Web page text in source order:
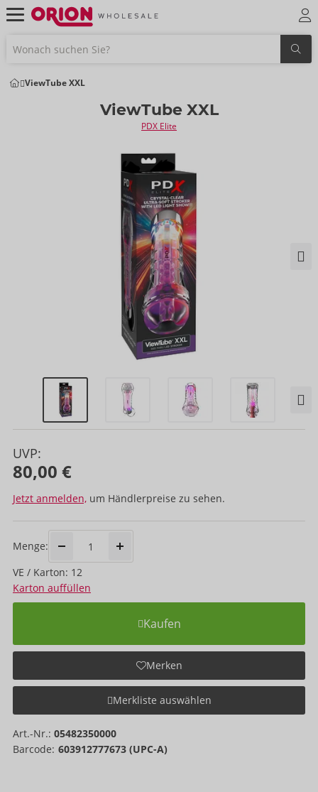
ViewTube XXL
ViewTube XXL
PDX Elite
UVP:
80,00 €
Jetzt anmelden, um Händlerpreise zu sehen.
Menge:
VE / Karton: 12
Karton auffüllen
Kaufen
Merken
Merkliste auswählen
Art.-Nr.: 05482350000
Barcode: 603912777673 (UPC-A)